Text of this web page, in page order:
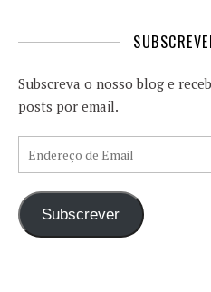
Subscreva o nosso blog e
posts por email.
Endereço de Email
Subscrever